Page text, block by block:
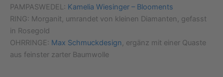
PAMPASWEDEL: Kamelia Wiesinger – Blooments
RING: Morganit, umrandet von kleinen Diamanten, gefasst
in Rosegold
OHRRINGE: Max Schmuckdesign, ergänz mit einer Quaste
aus feinster zarter Baumwolle